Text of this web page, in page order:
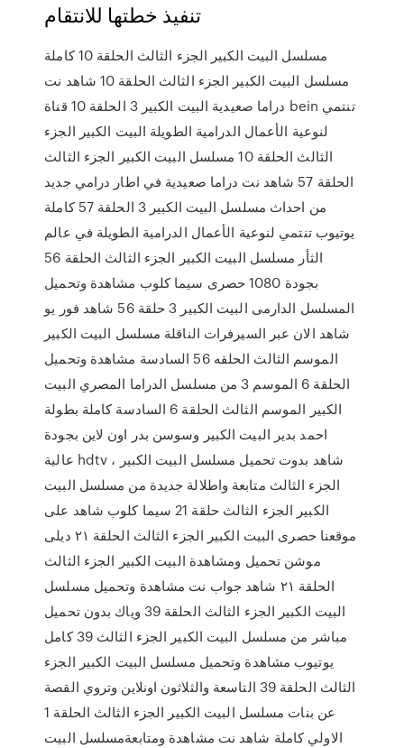
مسلسل البيت الكبير الجزء الثالث الحلقة 10 كاملة
مسلسل البيت الكبير الجزء الثالث الحلقة 10 شاهد نت
دراما صعيدية البيت الكبير 3 الحلقة 10 قناة bein تنتمي
لنوعية الأعمال الدرامية الطويلة البيت الكبير الجزء
الثالث الحلقة 10 مسلسل البيت الكبير الجزء الثالث
الحلقة 57 شاهد نت دراما صعيدية في اطار درامي جديد
من احداث مسلسل البيت الكبير 3 الحلقة 57 كاملة
يوتيوب تنتمي لنوعية الأعمال الدرامية الطويلة في عالم
الثأر مسلسل البيت الكبير الجزء الثالث الحلقة 56
بجودة 1080 حصرى سيما كلوب مشاهدة وتحميل
المسلسل الدارمى البيت الكبير 3 حلقة 56 شاهد فور يو
شاهد الان عبر السيرفرات الناقلة مسلسل البيت الكبير
الموسم الثالث الحلقه 56 السادسة مشاهدة وتحميل
الحلقة 6 الموسم 3 من مسلسل الدراما المصري البيت
الكبير الموسم الثالث الحلقة 6 السادسة كاملة بطولة
احمد بدير البيت الكبير وسوسن بدر اون لاين بجودة
عالية hdtv ، شاهد بدوت تحميل مسلسل البيت الكبير
الجزء الثالث متابعة واطلالة جديدة من مسلسل البيت
الكبير الجزء الثالث حلقة 21 سيما كلوب شاهد على
موقعنا حصرى البيت الكبير الجزء الثالث الحلقة ٢١ ديلى
موشن تحميل ومشاهدة البيت الكبير الجزء الثالث
الحلقة ٢١ شاهد جواب نت مشاهدة وتحميل مسلسل
البيت الكبير الجزء الثالث الحلقة 39 وياك بدون تحميل
مباشر من مسلسل البيت الكبير الجزء الثالث 39 كامل
يوتيوب مشاهدة وتحميل مسلسل البيت الكبير الجزء
الثالث الحلقة 39 التاسعة والثلاثون اونلاين وتروي القصة
عن بنات مسلسل البيت الكبير الجزء الثالث الحلقة 1
الاولي كاملة شاهد نت مشاهدة ومتابعةمسلسل البيت